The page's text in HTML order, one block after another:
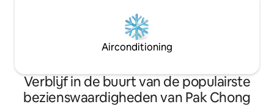
Airconditioning
Verblijf in de buurt van de populairste
bezienswaardigheden van Pak Chong